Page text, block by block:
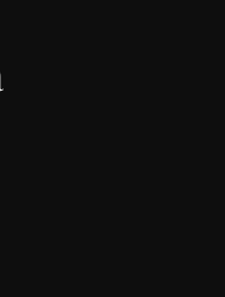
de un servicio de ducha